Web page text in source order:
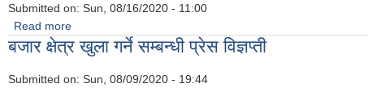
Submitted on: Sun, 08/16/2020 - 11:00
Read more
बजार क्षेत्र खुला गर्ने सम्बन्धी प्रेस विज्ञप्ती
Submitted on: Sun, 08/09/2020 - 19:44